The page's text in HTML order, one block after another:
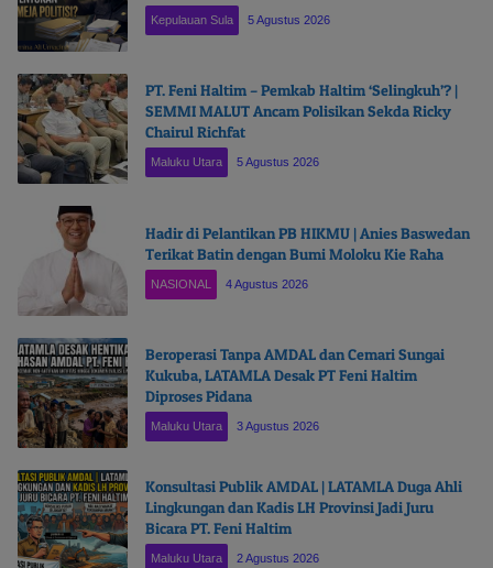
Kepulauan Sula 5 Agustus 2026
PT. Feni Haltim – Pemkab Haltim ‘Selingkuh’? |
SEMMI MALUT Ancam Polisikan Sekda Ricky
Chairul Richfat
Maluku Utara 5 Agustus 2026
Hadir di Pelantikan PB HIKMU | Anies Baswedan
Terikat Batin dengan Bumi Moloku Kie Raha
NASIONAL 4 Agustus 2026
Beroperasi Tanpa AMDAL dan Cemari Sungai
Kukuba, LATAMLA Desak PT Feni Haltim
Diproses Pidana
Maluku Utara 3 Agustus 2026
Konsultasi Publik AMDAL | LATAMLA Duga Ahli
Lingkungan dan Kadis LH Provinsi Jadi Juru
Bicara PT. Feni Haltim
Maluku Utara 2 Agustus 2026